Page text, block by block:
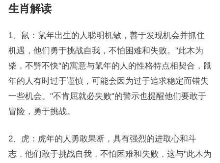
生肖解读
1、鼠：鼠年出生的人聪明机敏，善于发现机会并抓住
机遇，他们勇于挑战自我，不怕困难和失败。"此木为
柴，不劈不快"的寓意与鼠年的人的性格特点相契合，鼠
年的人有时过于谨慎，可能会因为过于追求稳定而错失
一些机会。"不肯屈就必失败"的警示也提醒他们要敢于
冒险，勇于挑战。
2、虎：虎年的人勇敢果断，具有强烈的进取心和斗
志，他们敢于挑战自我，不怕困难和失败，这与"此木为